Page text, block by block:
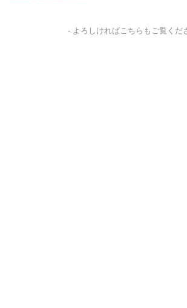
- よろしければこちらもご覧くだ